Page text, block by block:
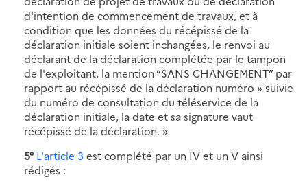
d'intention de commencement de travaux, et à
condition que les données du récépissé de la
déclaration initiale soient inchangées, le renvoi au
déclarant de la déclaration complétée par le tampon
de l'exploitant, la mention “SANS CHANGEMENT” par
rapport au récépissé de la déclaration numéro » suivie
du numéro de consultation du téléservice de la
déclaration initiale, la date et sa signature vaut
récépissé de la déclaration. »
5° L'article 3 est complété par un IV et un V ainsi
rédigés :